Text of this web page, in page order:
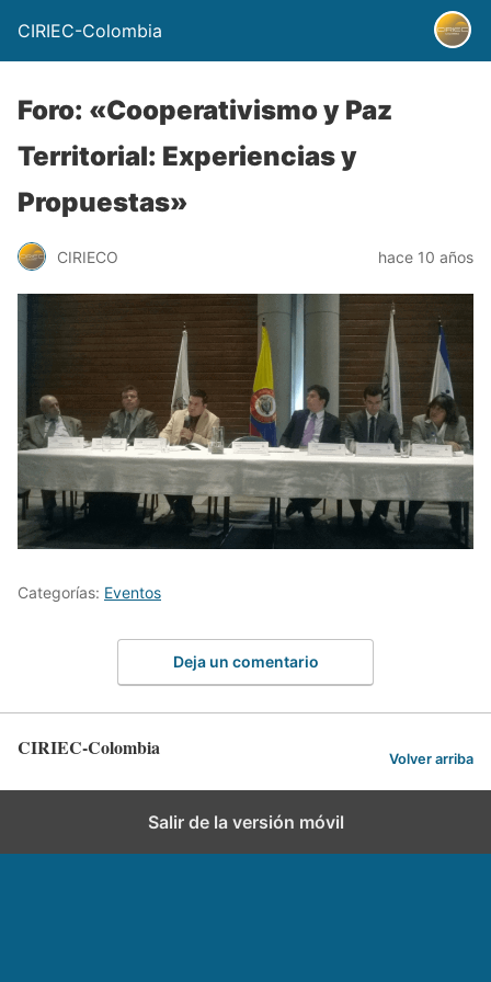
CIRIEC-Colombia
Foro: «Cooperativismo y Paz
Territorial: Experiencias y
Propuestas»
CIRIECO hace 10 años
Categorías: Eventos
Deja un comentario
CIRIEC-Colombia Volver arriba
Salir de la versión móvil